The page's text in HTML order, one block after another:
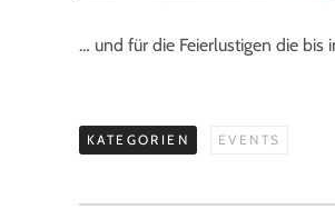
… und für die Feierlustigen die
KATEGORIEN EVENTS